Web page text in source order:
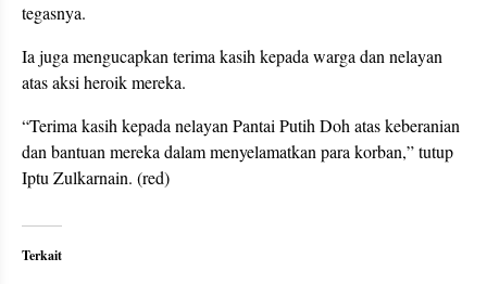
tegasnya.
Ia juga mengucapkan terima kasih kepada warga dan nelayan
atas aksi heroik mereka.
“Terima kasih kepada nelayan Pantai Putih Doh atas keberanian
dan bantuan mereka dalam menyelamatkan para korban,” tutup
Iptu Zulkarnain. (red)
Terkait